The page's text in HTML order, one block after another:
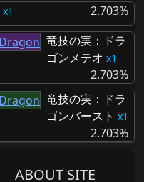
1
2.703%
竜技の実：ドラ
ゴンメテオ
1
2.703%
竜技の実：ドラ
ゴンバースト
1
2.703%
ABOUT SITE